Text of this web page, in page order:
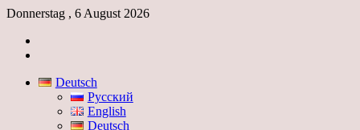
Donnerstag , 6 August 2026
Deutsch
Русский
English
Deutsch